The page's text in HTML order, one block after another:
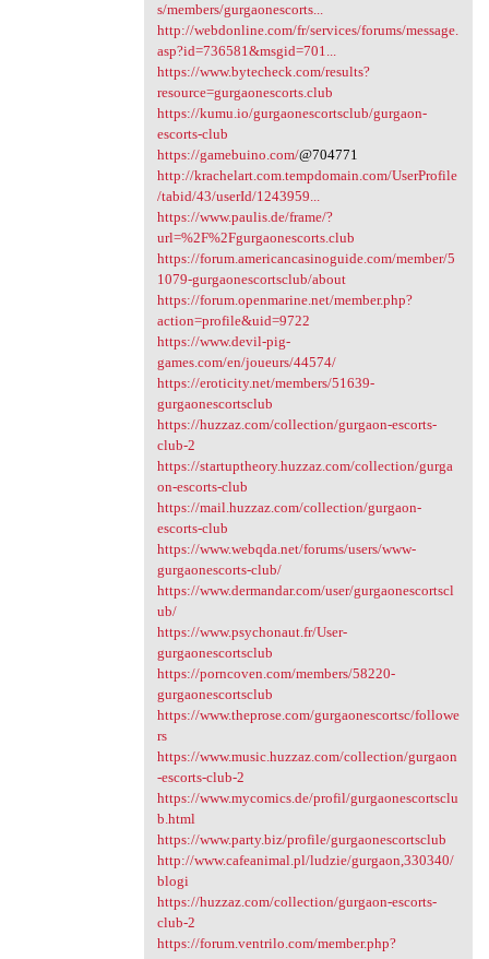
s/members/gurgaonescorts...
http://webdonline.com/fr/services/forums/message.
asp?id=736581&msgid=701...
https://www.bytecheck.com/results?
resource=gurgaonescorts.club
https://kumu.io/gurgaonescortsclub/gurgaon-
escorts-club
https://gamebuino.com/@704771
http://krachelart.com.tempdomain.com/UserProfile
/tabid/43/userId/1243959...
https://www.paulis.de/frame/?
url=%2F%2Fgurgaonescorts.club
https://forum.americancasinoguide.com/member/5
1079-gurgaonescortsclub/about
https://forum.openmarine.net/member.php?
action=profile&uid=9722
https://www.devil-pig-
games.com/en/joueurs/44574/
https://eroticity.net/members/51639-
gurgaonescortsclub
https://huzzaz.com/collection/gurgaon-escorts-
club-2
https://startuptheory.huzzaz.com/collection/gurga
on-escorts-club
https://mail.huzzaz.com/collection/gurgaon-
escorts-club
https://www.webqda.net/forums/users/www-
gurgaonescorts-club/
https://www.dermandar.com/user/gurgaonescortscl
ub/
https://www.psychonaut.fr/User-
gurgaonescortsclub
https://porncoven.com/members/58220-
gurgaonescortsclub
https://www.theprose.com/gurgaonescortsc/followe
rs
https://www.music.huzzaz.com/collection/gurgaon
-escorts-club-2
https://www.mycomics.de/profil/gurgaonescortsclu
b.html
https://www.party.biz/profile/gurgaonescortsclub
http://www.cafeanimal.pl/ludzie/gurgaon,330340/
blogi
https://huzzaz.com/collection/gurgaon-escorts-
club-2
https://forum.ventrilo.com/member.php?